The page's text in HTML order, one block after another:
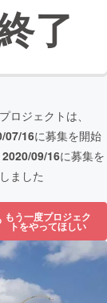
了
ロジェクトは、
07/16に募集を開始
2020/09/16に募集を
ました
もう一度プロジェク
トをやってほしい